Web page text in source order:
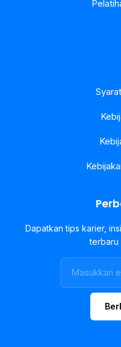
Dapatkan tips karier,
terbaru